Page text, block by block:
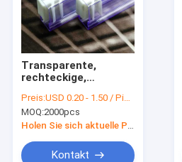
Transparente,
rechteckige,
Röhren für den
Versand und die
Verpackung von IC-
Preis:USD 0.20 - 1.50 / Piece (depending on size & quantity)
MOQ:2000pcs
Holen Sie sich aktuelle Preis
Kontakt